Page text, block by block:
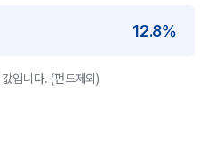
12.8%
입니다. (펀드제외)